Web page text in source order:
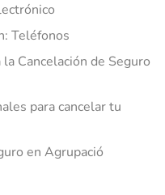
Teléfonos
Cancelación de Seguro
para cancelar tu
en Agrupació